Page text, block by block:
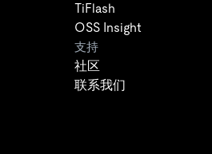
TiFlash
OSS Insight
支持
社区
联系我们